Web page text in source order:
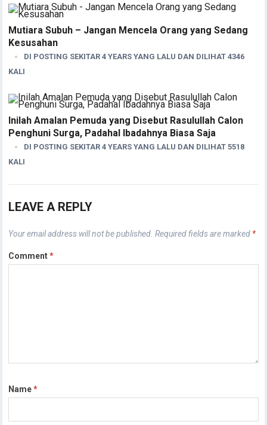
Mutiara Subuh – Jangan Mencela Orang yang Sedang
Kesusahan
DI POSTING SEKITAR 4 YEARS YANG LALU DAN DILIHAT 4346
KALI
Inilah Amalan Pemuda yang Disebut Rasulullah Calon
Penghuni Surga, Padahal Ibadahnya Biasa Saja
DI POSTING SEKITAR 4 YEARS YANG LALU DAN DILIHAT 5518
KALI
LEAVE A REPLY
Your email address will not be published. Required fields are marked *
Comment*
Name*